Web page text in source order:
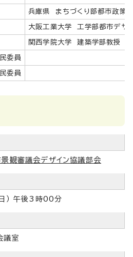
兵庫県 まちづくり部都市政策
大阪工業大学 工学部都市デザ
関西学院大学 建築学部教授
委員
委員
観審議会デザイン協議部会
） 午後3時00分
議室